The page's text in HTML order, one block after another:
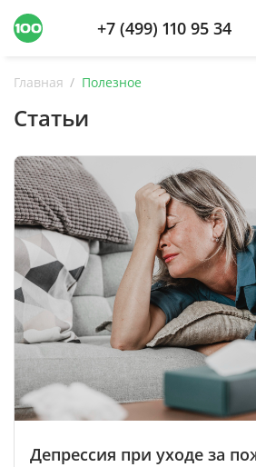
+7 (499) 110 95 34
Главная Полезное
Статьи
Депрессия при уходе за